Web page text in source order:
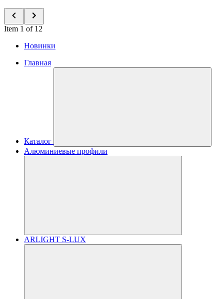
Item 1 of 12
Новинки
Главная
Каталог
Алюминиевые профили
ARLIGHT S-LUX